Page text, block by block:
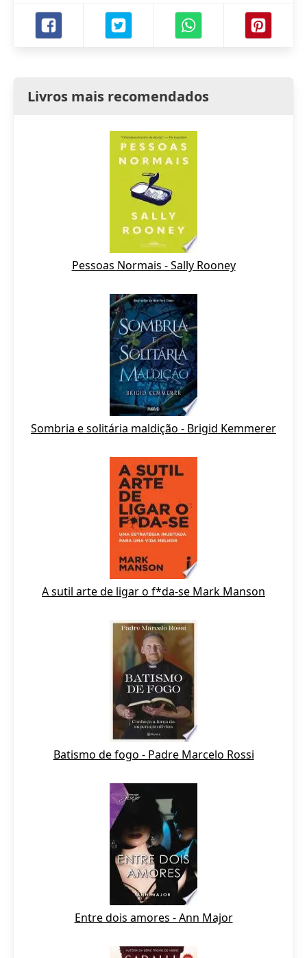
Livros mais recomendados
Pessoas Normais - Sally Rooney
Sombria e solitária maldição - Brigid Kemmerer
A sutil arte de ligar o f*da-se Mark Manson
Batismo de fogo - Padre Marcelo Rossi
Entre dois amores - Ann Major